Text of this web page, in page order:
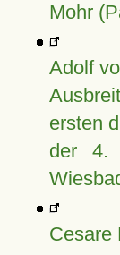
Mohr
Adolf
ersten
der 4.
Cesare